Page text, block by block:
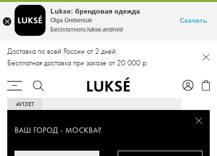
Доставка по всей России от 2 дней.
Бесплатная доставка при заказе от 20 000 р.
ВАШ ГОРОД - МОСКВА?
АУТЛЕТ
Lukse: брендовая одежда
Olga Grebeniuk
Бесплатноru.lukse.android
Скачать